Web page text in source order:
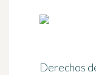
Derechos